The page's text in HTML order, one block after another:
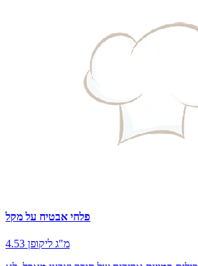
פלחי אבטיח על מקל
4.53 מ"ג ליקופן